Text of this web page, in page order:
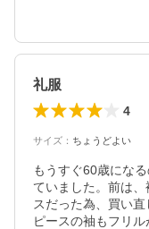
礼服
4
サイズ ： ちょうどよい
もうすぐ60歳にな
ていました。前は
スだった為、買い
ピースの袖もフリ